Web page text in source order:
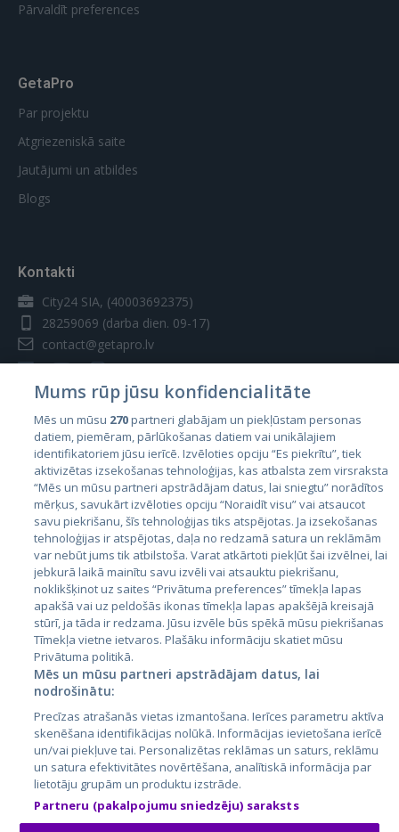
Pārvaldīt preferences
GetaPro
Par projektu
Atgriezeniskā saite
Jautājumi un atbildes
Blogs
Kontakti
City24 SIA, (40003692375)
28259069 (darba dien. 09-17)
contact@getapro.lv
Valstis
Igaunija
Latvija
Lietuva
City24.lv
City24.ee
GetaPro.lv
GetaPro.ee
Skelbiu.lt
Autoplius.lt
Aruodas.lt
Kainos.lt
Paslaugos.lt
auto24.ee
KV.ee
Osta.ee
KuldneBörs.ee
Mums rūp jūsu konfidencialitāte
Mēs un mūsu 270partneri glabājam un piekļūstam personas
datiem, piemēram, pārlūkošanas datiem vai unikālajiem
identifikatoriem jūsu ierīcē. Izvēloties opciju “Es piekrītu”, tiek
aktivizētas izsekošanas tehnoloģijas, kas atbalsta zem virsraksta
“Mēs un mūsu partneri apstrādājam datus, lai sniegtu” norādītos
mērķus, savukārt izvēloties opciju “Noraidīt visu” vai atsaucot
savu piekrišanu, šīs tehnoloģijas tiks atspējotas. Ja izsekošanas
tehnoloģijas ir atspējotas, daļa no redzamā satura un reklāmām
var nebūt jums tik atbilstoša. Varat atkārtoti piekļūt šai izvēlnei, lai
jebkurā laikā mainītu savu izvēli vai atsauktu piekrišanu,
noklikšķinot uz saites “Privātuma preferences” tīmekļa lapas
apakšā vai uz peldošās ikonas tīmekļa lapas apakšējā kreisajā
stūrī, ja tāda ir redzama. Jūsu izvēle būs spēkā mūsu piekrišanas
Tīmekļa vietne ietvaros. Plašāku informāciju skatiet mūsu
Privātuma politikā.
Mēs un mūsu partneri apstrādājam datus, lai
nodrošinātu:
Precīzas atrašanās vietas izmantošana. Ierīces parametru aktīva
skenēšana identifikācijas nolūkā. Informācijas ievietošana ierīcē
un/vai piekļuve tai. Personalizētas reklāmas un saturs, reklāmu
un satura efektivitātes novērtēšana, analītiskā informācija par
lietotāju grupām un produktu izstrāde.
Partneru (pakalpojumu sniedzēju) saraksts